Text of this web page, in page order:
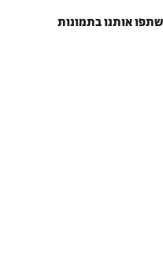
שתפו אותנו בתמונות